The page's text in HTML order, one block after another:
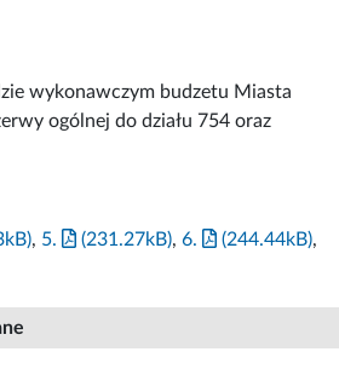
wykonawczym budzetu Miasta
ogólnej do działu 754 oraz
, 5. (231.27kB), 6. (244.44kB),